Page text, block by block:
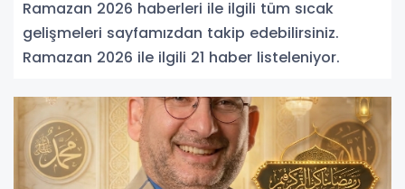
Ramazan 2026 haberleri ile ilgili tüm sıcak
gelişmeleri sayfamızdan takip edebilirsiniz.
Ramazan 2026 ile ilgili 21 haber listeleniyor.